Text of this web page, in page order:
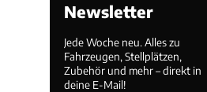
Newsletter
Jede Woche neu. Alles zu
Fahrzeugen, Stellplätzen,
Zubehör und mehr – direkt in
deine E-Mail!